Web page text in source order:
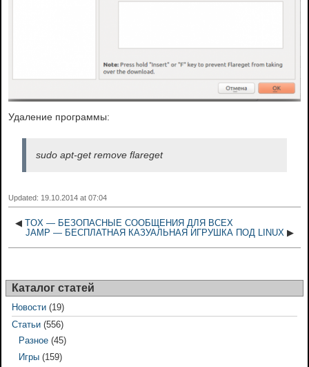
Удаление программы:
sudo apt-get remove flareget
Updated: 19.10.2014 at 07:04
◀ TOX — БЕЗОПАСНЫЕ СООБЩЕНИЯ ДЛЯ ВСЕХ
JAMP — БЕСПЛАТНАЯ КАЗУАЛЬНАЯ ИГРУШКА ПОД LINUX ▶
Каталог статей
Новости (19)
Статьи (556)
Разное (45)
Игры (159)